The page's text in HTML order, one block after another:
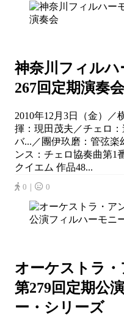
神奈川フィルハ
267回定期演奏会
2010年12月3日（金）／
揮：現田茂夫／チェロ
バ...／團伊玖磨：管弦楽
ンス：チェロ協奏曲第1
クイエム 作品48...
0｜ 0
オーケストラ
第279回定期公
ー・シリーズ